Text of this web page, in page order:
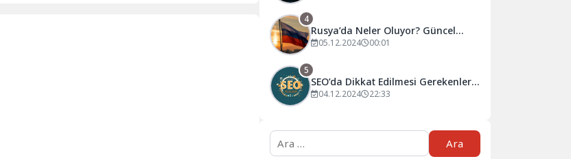
4
Rusya’da Neler Oluyor? Güncel
Gelişmeler ve Analizler
05.12.2024 00:01
5
SEO’da Dikkat Edilmesi Gerekenler:
Başarılı Olmanın Püf Noktaları
04.12.2024 22:33